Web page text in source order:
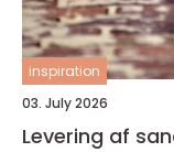
inspiration
03. July 2026
Levering af